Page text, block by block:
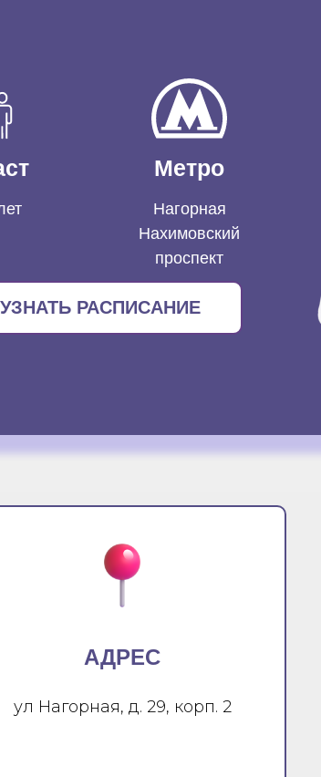
Метро
Нагорная
Нахимовский
проспект
УЗНАТЬ РАСПИСАНИЕ
АДРЕС
ул Нагорная, д. 29, корп. 2